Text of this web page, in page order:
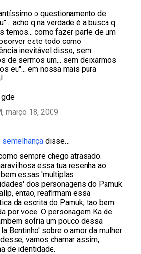
o questionamento de
acho q na verdade é a busca q
temos... como fazer parte de um
este todo como
inevitável disso, sem
de sermos um... sem deixarmos
eu"... em nossa mais pura
gde
março 18, 2009
semelhança disse…
sempre chego atrasado.
essa tua resenha ao
essas 'multiplas
dos personagens do Pamuk.
entao, reafirmam essa
da escrita do Pamuk, tao bem
por voce. O personagem Ka de
sofria um pouco dessa
Bentinho' sobre o amor da mulher
vamos chamar assim,
de identidade.